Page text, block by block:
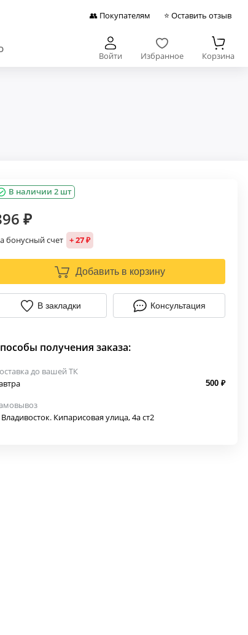
👥 Покупателям ⭐ Оставить отзыв
Войти Избранное Корзина
В наличии 2 шт
₽
бонусный счет + 27 ₽
Добавить в корзину
В закладки Консультация
получения заказа:
до вашей ТК
500 ₽
Владивосток. Кипарисовая улица, 4а ст2